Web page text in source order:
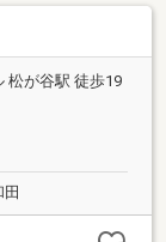
松が谷駅 徒歩19